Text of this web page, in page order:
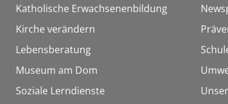
Katholische Erwachsenenbildung
Kirche verändern
Lebensberatung
Museum am Dom
Soziale Lerndienste